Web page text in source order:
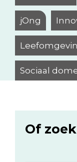
jOng
Sociaal
Of